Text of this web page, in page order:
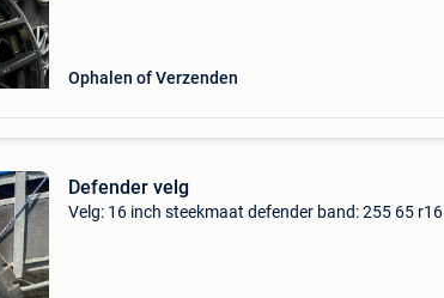
Ophalen of Verzenden
Defender velg
Velg: 16 inch steekmaat defender band: 255 65 r16